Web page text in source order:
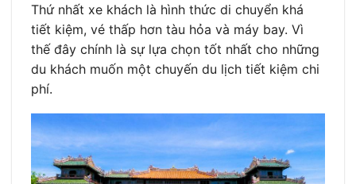
Thứ nhất xe khách là hình thức di chuyển khá
tiết kiệm, vé thấp hơn tàu hỏa và máy bay. Vì
thế đây chính là sự lựa chọn tốt nhất cho những
du khách muốn một chuyến du lịch tiết kiệm chi
phí.